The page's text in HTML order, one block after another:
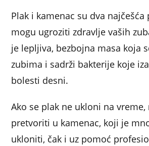
Plak i kamenac su dva
mogu ugroziti zdravlje vaših
je lepljiva, bezbojna masa koja
zubima i sadrži bakterije koje
bolesti desni.
Ako se plak ne ukloni na vreme,
pretvoriti u kamenac, koji je
ukloniti, čak i uz pomoć